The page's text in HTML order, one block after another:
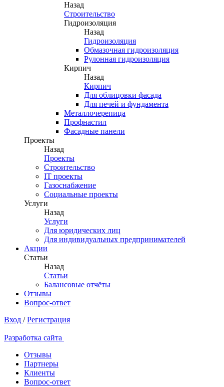
Назад
Строительство
Гидроизоляция
Назад
Гидроизоляция
Обмазочная гидроизоляция
Рулонная гидроизоляция
Кирпич
Назад
Кирпич
Для облицовки фасада
Для печей и фундамента
Металлочерепица
Профнастил
Фасадные панели
Проекты
Назад
Проекты
Строительство
IT проекты
Газоснабжение
Социальные проекты
Услуги
Назад
Услуги
Для юридических лиц
Для индивидуальных предпринимателей
Акции
Статьи
Назад
Статьи
Балансовые отчёты
Отзывы
Вопрос-ответ
Вход /Регистрация
Разработка сайта
Отзывы
Партнеры
Клиенты
Вопрос-ответ